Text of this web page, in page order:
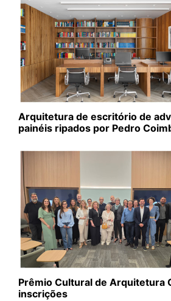
Arquitetura de escritório de
painéis ripados por Pedro
Prêmio Cultural de Arquitetura
inscrições